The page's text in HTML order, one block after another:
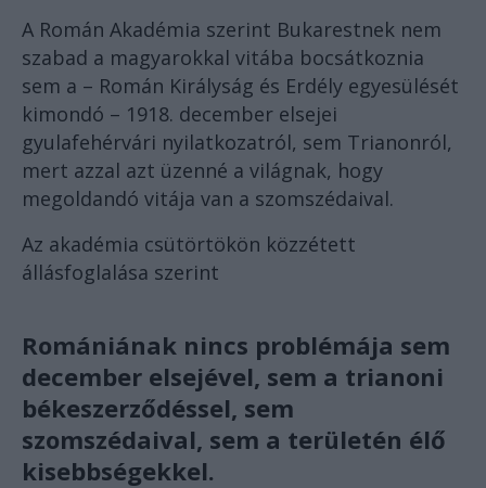
A Román Akadémia szerint Bukarestnek nem
szabad a magyarokkal vitába bocsátkoznia
sem a – Román Királyság és Erdély egyesülését
kimondó – 1918. december elsejei
gyulafehérvári nyilatkozatról, sem Trianonról,
mert azzal azt üzenné a világnak, hogy
megoldandó vitája van a szomszédaival.
Az akadémia csütörtökön közzétett
állásfoglalása szerint
Romániának nincs problémája sem
december elsejével, sem a trianoni
békeszerződéssel, sem
szomszédaival, sem a területén élő
kisebbségekkel.